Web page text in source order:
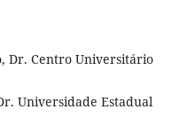
Dr. Centro Universitário
Universidade Estadual